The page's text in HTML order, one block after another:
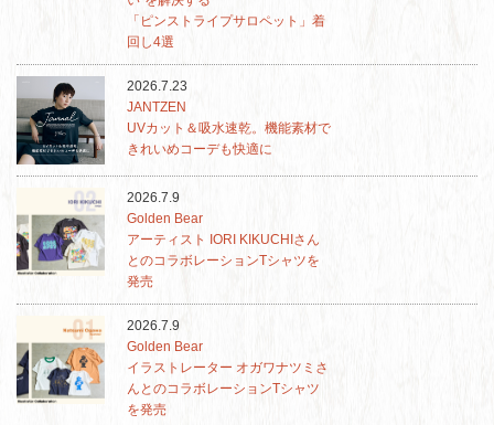
「ピンストライプサロペット」着
回し4選
2026.7.23
JANTZEN
UVカット＆吸水速乾。機能素材で
きれいめコーデも快適に
2026.7.9
Golden Bear
アーティスト IORI KIKUCHIさん
とのコラボレーションTシャツを
発売
2026.7.9
Golden Bear
イラストレーター オガワナツミさ
んとのコラボレーションTシャツ
を発売